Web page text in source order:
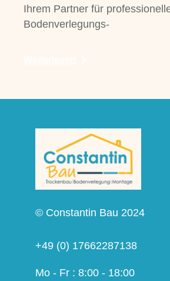
Ihrem Partner für
Bodenverlegungs-
© Constantin Bau 2024
+49 (0) 17662287138
Mo - Fr : 8:00 - 18:00